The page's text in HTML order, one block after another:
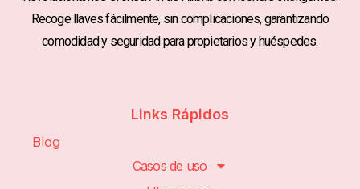
Recoge llaves fácilmente, sin complicaciones, garantizando
comodidad y seguridad para propietarios y huéspedes.
Links Rápidos
Blog
Casos de uso